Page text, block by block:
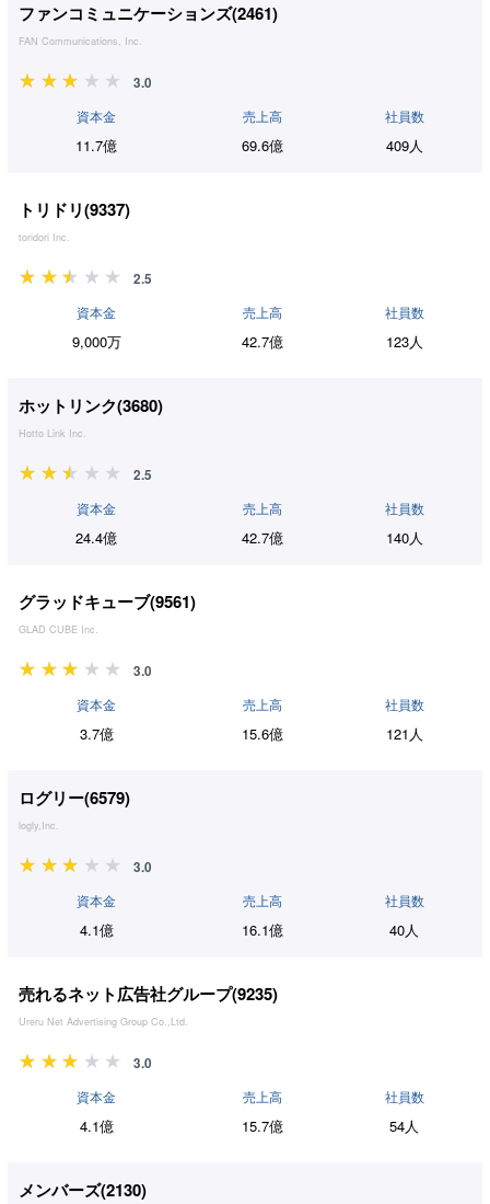
ファンコミュニケーションズ(2461)
FAN Communications, Inc.
3.0
資本金
11.7億
売上高
69.6億
社員数
409人
トリドリ(9337)
toridori Inc.
2.5
資本金
9,000万
売上高
42.7億
社員数
123人
ホットリンク(3680)
Hotto Link Inc.
2.5
資本金
24.4億
売上高
42.7億
社員数
140人
グラッドキューブ(9561)
GLAD CUBE Inc.
3.0
資本金
3.7億
売上高
15.6億
社員数
121人
ログリー(6579)
logly,Inc.
3.0
資本金
4.1億
売上高
16.1億
社員数
40人
売れるネット広告社グループ(9235)
Ureru Net Advertising Group Co.,Ltd.
3.0
資本金
4.1億
売上高
15.7億
社員数
54人
メンバーズ(2130)